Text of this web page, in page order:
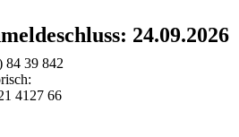
24.09.2026
84 39 842
4127 66